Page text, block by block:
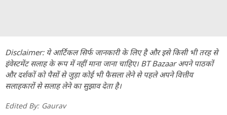
Disclaimer: ये आर्टिकल सिर्फ जानकारी के लिए है और इसे किसी भी तरह से
इंवेस्टमेंट सलाह के रूप में नहीं माना जाना चाहिए। BT Bazaar अपने पाठकों
और दर्शकों को पैसों से जुड़ा कोई भी फैसला लेने से पहले अपने वित्तीय
सलाहकारों से सलाह लेने का सुझाव देता है।
Edited By: Gaurav